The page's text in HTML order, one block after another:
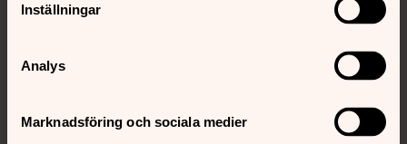
Inställningar
Analys
Marknadsföring och sociala medier
Sociala kanaler